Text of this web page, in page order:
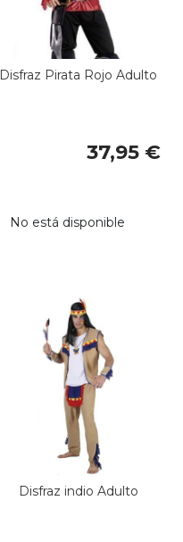
Disfraz Pirata Rojo Adulto
37,95 €
No está disponible
Disfraz indio Adulto